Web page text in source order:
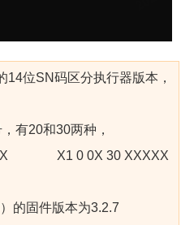
14位SN码区分执行器版本，
有20和30两种，
X1 0 0X 30 XXXXX
的固件版本为3.2.7